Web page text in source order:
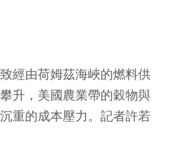
經由荷姆茲海峽的燃料供
升，美國農業帶的穀物與
重的成本壓力。 記者許若